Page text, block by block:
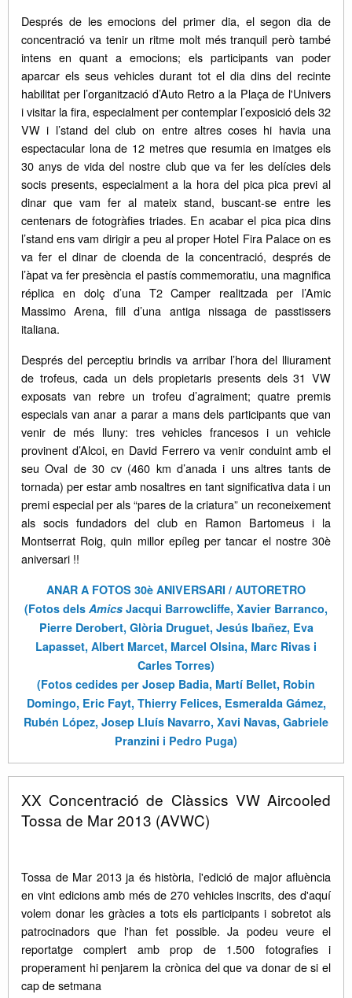
Després de les emocions del primer dia, el segon dia de
concentració va tenir un ritme molt més tranquil però també
intens en quant a emocions; els participants van poder
aparcar els seus vehicles durant tot el dia dins del recinte
habilitat per l’organització d’Auto Retro a la Plaça de l'Univers
i visitar la fira, especialment per contemplar l’exposició dels 32
VW i l’stand del club on entre altres coses hi havia una
espectacular lona de 12 metres que resumia en imatges els
30 anys de vida del nostre club que va fer les delícies dels
socis presents, especialment a la hora del pica pica previ al
dinar que vam fer al mateix stand, buscant-se entre les
centenars de fotogràfies triades. En acabar el pica pica dins
l’stand ens vam dirigir a peu al proper Hotel Fira Palace on es
va fer el dinar de cloenda de la concentració, després de
l’àpat va fer presència el pastís commemoratiu, una magnifica
réplica en dolç d’una T2 Camper realitzada per l’Amic
Massimo Arena, fill d’una antiga nissaga de passtissers
italiana.
Després del perceptiu brindis va arribar l’hora del lliurament
de trofeus, cada un dels propietaris presents dels 31 VW
exposats van rebre un trofeu d’agraiment; quatre premis
especials van anar a parar a mans dels participants que van
venir de més lluny: tres vehicles francesos i un vehicle
provinent d’Alcoi, en David Ferrero va venir conduint amb el
seu Oval de 30 cv (460 km d’anada i uns altres tants de
tornada) per estar amb nosaltres en tant significativa data i un
premi especial per als “pares de la criatura” un reconeixement
als socis fundadors del club en Ramon Bartomeus i la
Montserrat Roig, quin millor epíleg per tancar el nostre 30è
aniversari !!
ANAR A FOTOS 30è ANIVERSARI / AUTORETRO
(Fotos dels Amics Jacqui Barrowcliffe, Xavier Barranco,
Pierre Derobert, Glòria Druguet, Jesús Ibañez, Eva
Lapasset, Albert Marcet, Marcel Olsina, Marc Rivas i
Carles Torres)
(Fotos cedides per Josep Badia, Martí Bellet, Robin
Domingo, Eric Fayt, Thierry Felices, Esmeralda Gámez,
Rubén López, Josep Lluís Navarro, Xavi Navas, Gabriele
Pranzini i Pedro Puga)
XX Concentració de Clàssics VW Aircooled
Tossa de Mar 2013 (AVWC)
Tossa de Mar 2013 ja és història, l'edició de major afluència
en vint edicions amb més de 270 vehicles inscrits, des d'aquí
volem donar les gràcies a tots els participants i sobretot als
patrocinadors que l'han fet possible. Ja podeu veure el
reportatge complert amb prop de 1.500 fotografies i
properament hi penjarem la crònica del que va donar de si el
cap de setmana